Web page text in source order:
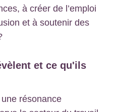
à créer de l’emploi
et à soutenir des
et ce qu'ils
résonance